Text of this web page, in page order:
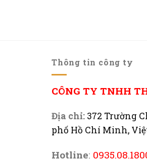
Thông tin công ty
CÔNG TY TNHH
Địa chỉ: 372 Trường
phố Hồ Chí Minh,
Hotline: